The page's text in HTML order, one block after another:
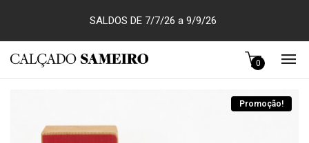
SALDOS DE 7/7/26 a 9/9/26
0
Promoção!